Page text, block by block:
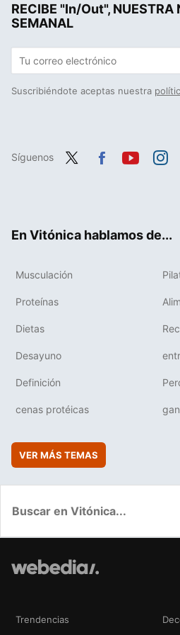
RECIBE "In/Out", NUESTRA
SEMANAL
Suscribiéndote aceptas nuestra
Síguenos
En Vitónica hablamos de...
Musculación
Proteínas
Dietas
Desayuno
Definición
cenas protéicas
VER MÁS TEMAS
Trendencias